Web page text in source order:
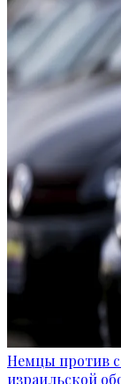
Немцы против
израильской